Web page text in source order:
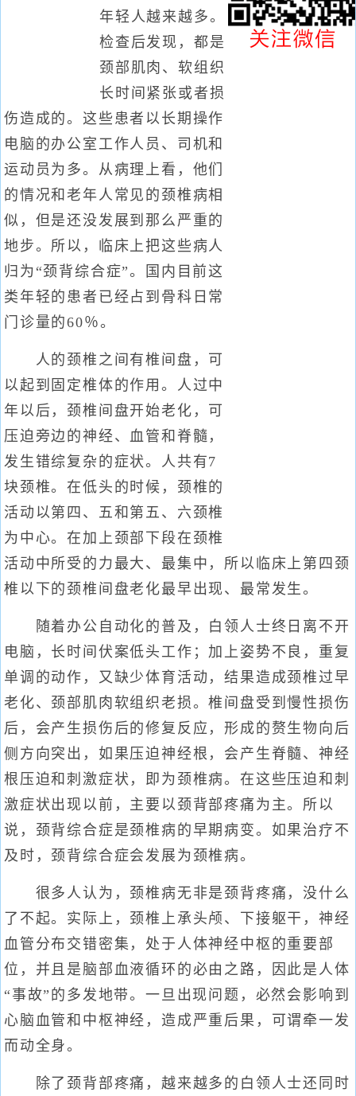
年轻人越来越多。
检查后发现，都是
颈部肌肉、软组织
长时间紧张或者损
伤造成的。这些患者以长期操作
电脑的办公室工作人员、司机和
运动员为多。从病理上看，他们
的情况和老年人常见的颈椎病相
似，但是还没发展到那么严重的
地步。所以，临床上把这些病人
归为“颈背综合症”。国内目前这
类年轻的患者已经占到骨科日常
门诊量的60％。
人的颈椎之间有椎间盘，可
以起到固定椎体的作用。人过中
年以后，颈椎间盘开始老化，可
压迫旁边的神经、血管和脊髓，
发生错综复杂的症状。人共有7
块颈椎。在低头的时候，颈椎的
活动以第四、五和第五、六颈椎
为中心。在加上颈部下段在颈椎
活动中所受的力最大、最集中，所以临床上第四颈
椎以下的颈椎间盘老化最早出现、最常发生。
随着办公自动化的普及，白领人士终日离不开
电脑，长时间伏案低头工作；加上姿势不良，重复
单调的动作，又缺少体育活动，结果造成颈椎过早
老化、颈部肌肉软组织老损。椎间盘受到慢性损伤
后，会产生损伤后的修复反应，形成的赘生物向后
侧方向突出，如果压迫神经根，会产生脊髓、神经
根压迫和刺激症状，即为颈椎病。在这些压迫和刺
激症状出现以前，主要以颈背部疼痛为主。所以
说，颈背综合症是颈椎病的早期病变。如果治疗不
及时，颈背综合症会发展为颈椎病。
很多人认为，颈椎病无非是颈背疼痛，没什么
了不起。实际上，颈椎上承头颅、下接躯干，神经
血管分布交错密集，处于人体神经中枢的重要部
位，并且是脑部血液循环的必由之路，因此是人体
“事故”的多发地带。一旦出现问题，必然会影响到
心脑血管和中枢神经，造成严重后果，可谓牵一发
而动全身。
除了颈背部疼痛，越来越多的白领人士还同时